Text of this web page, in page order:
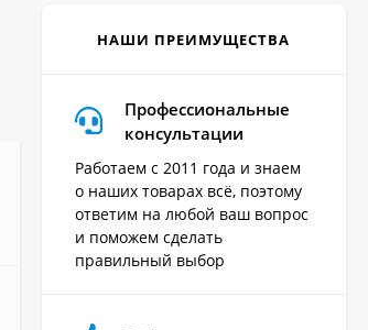
НАШИ ПРЕИМУЩЕСТВА
Профессиональные
консультации
Работаем с 2011 года и знаем
о наших товарах всё, поэтому
ответим на любой ваш вопрос
и поможем сделать
правильный выбор